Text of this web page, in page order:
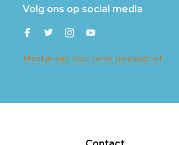
Volg ons op social media
Meld je aan voor onze nieuwsbrief